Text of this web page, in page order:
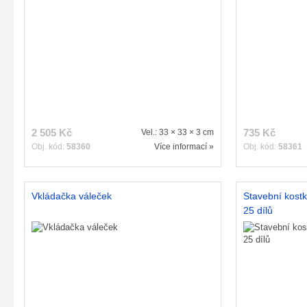
2 505 Kč
Obj. kód: 58360
Vel.: 33 × 33 × 3 cm
Více informací »
735 Kč
Obj. kód: 58361
Vkládačka váleček
Stavební
25 dílů